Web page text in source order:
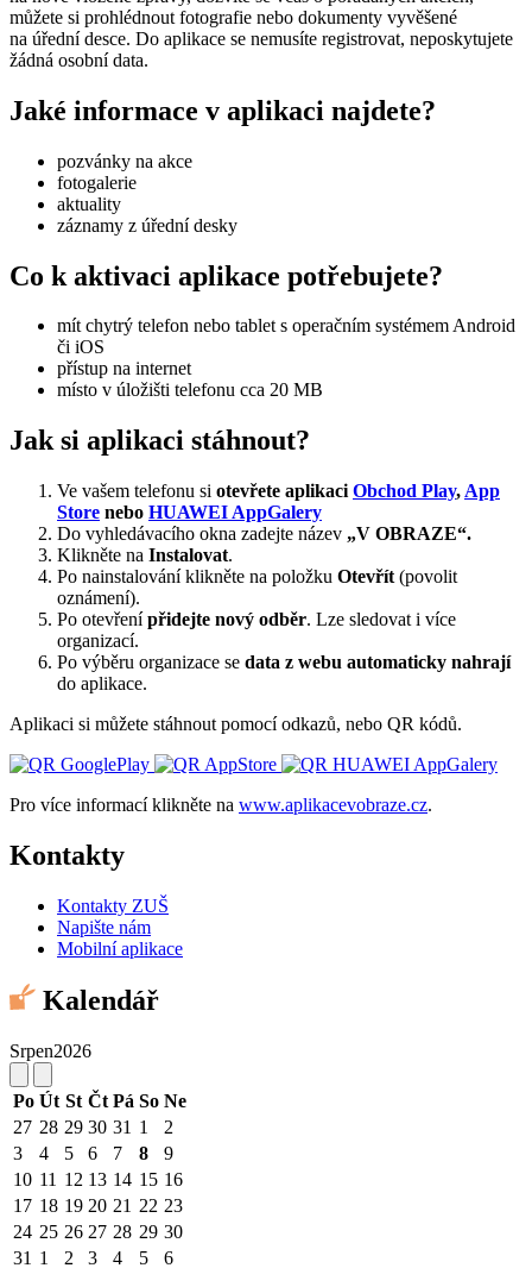
můžete si prohlédnout fotografie nebo dokumenty vyvěšené
na úřední desce. Do aplikace se nemusíte registrovat, neposkytujete
žádná osobní data.
Jaké informace v aplikaci najdete?
pozvánky na akce
fotogalerie
aktuality
záznamy z úřední desky
Co k aktivaci aplikace potřebujete?
mít chytrý telefon nebo tablet s operačním systémem Android
či iOS
přístup na internet
místo v úložišti telefonu cca 20 MB
Jak si aplikaci stáhnout?
Ve vašem telefonu si otevřete aplikaci Obchod Play, App
Store nebo HUAWEI AppGalery
Do vyhledávacího okna zadejte název „V OBRAZE“.
Klikněte na Instalovat.
Po nainstalování klikněte na položku Otevřít (povolit
oznámení).
Po otevřenípřidejte nový odběr. Lze sledovat i více
organizací.
Po výběru organizace se data z webu automaticky nahrají
do aplikace.
Aplikaci si můžete stáhnout pomocí odkazů, nebo QR kódů.
Pro více informací klikněte na www.aplikacevobraze.cz.
Kontakty
Kontakty ZUŠ
Napište nám
Mobilní aplikace
Kalendář
Srpen2026
Po Út St Čt Pá So Ne
27 28 29 30 31 1
2
3
4 5 6 7 8
9
10 11 12 13 14 15 16
17 18 19 20 21 22 23
24 25 26 27 28 29 30
31 1 2 3 4 5 6